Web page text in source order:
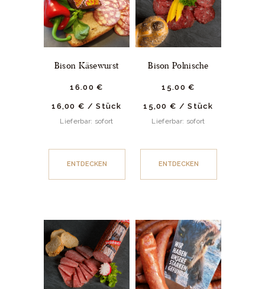
Bison Käsewurst
16.00 €
16,00€ /Stück
Lieferbar: sofort
ENTDECKEN
Bison Polnische
15.00 €
15,00€ /Stück
Lieferbar: sofort
ENTDECKEN